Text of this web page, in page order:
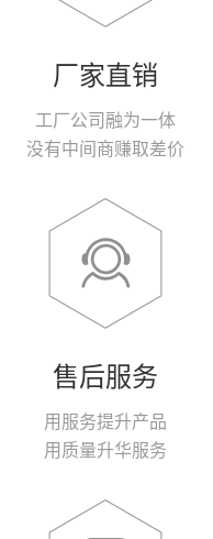
厂家直销
工厂公司融为一体
没有中间商赚取差价
售后服务
用服务提升产品
用质量升华服务